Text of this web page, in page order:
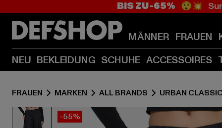
BIS ZU -65% 😲💥
MÄNNER FRAUEN
NEU BEKLEIDUNG SCHUHE ACCESSOIRES
FRAUEN MARKEN ALL BRANDS URBAN
-55%